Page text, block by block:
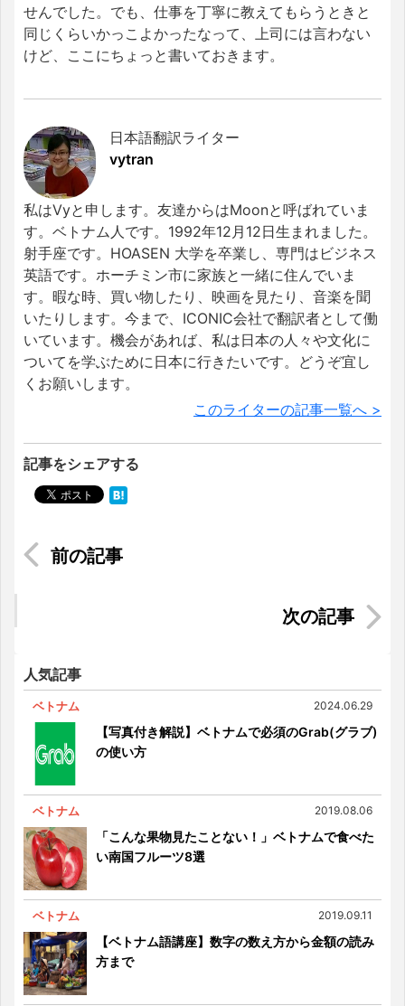
せんでした。でも、仕事を丁寧に教えてもらうときと
同じくらいかっこよかったなって、上司には言わない
けど、ここにちょっと書いておきます。
日本語翻訳ライター
vytran
私はVyと申します。友達からはMoonと呼ばれていま
す。ベトナム人です。1992年12月12日生まれました。
射手座です。HOASEN 大学を卒業し、専門はビジネス
英語です。ホーチミン市に家族と一緒に住んでいま
す。暇な時、買い物したり、映画を見たり、音楽を聞
いたりします。今まで、ICONIC会社で翻訳者として働
いています。機会があれば、私は日本の人々や文化に
ついてを学ぶために日本に行きたいです。どうぞ宜し
くお願いします。
このライターの記事一覧へ >
記事をシェアする
【必見！】2015年ビザ無しでどれくらいASEAN諸
【観光だけじゃ分からない】ベトナムに駐在して
人気記事
ベトナム 2024.06.29
【写真付き解説】ベトナムで必須のGrab(グラブ)
の使い方
ベトナム 2019.08.06
「こんな果物見たことない！」ベトナムで食べた
い南国フルーツ8選
ベトナム 2019.09.11
【ベトナム語講座】数字の数え方から金額の読み
方まで